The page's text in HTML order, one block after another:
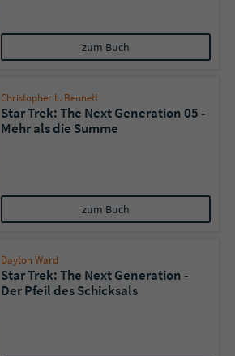
zum Buch
Christopher L. Bennett
Star Trek: The Next Generation 05 -
Mehr als die Summe
zum Buch
Dayton Ward
Star Trek: The Next Generation -
Der Pfeil des Schicksals